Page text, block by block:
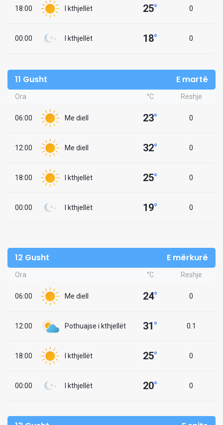
18:00 I kthjellët 25° 0
00:00 I kthjellët 18° 0
11 Gusht E martë
Ora °C Reshje
06:00 Me diell 23° 0
12:00 Me diell 32° 0
18:00 I kthjellët 25° 0
00:00 I kthjellët 19° 0
12 Gusht E mërkurë
Ora °C Reshje
06:00 Me diell 24° 0
12:00 Pothuajse i kthjellët 31° 0.1
18:00 I kthjellët 25° 0
00:00 I kthjellët 20° 0